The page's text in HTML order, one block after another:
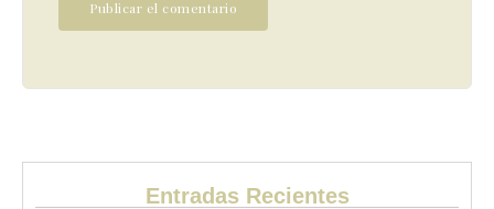
Entradas Recientes